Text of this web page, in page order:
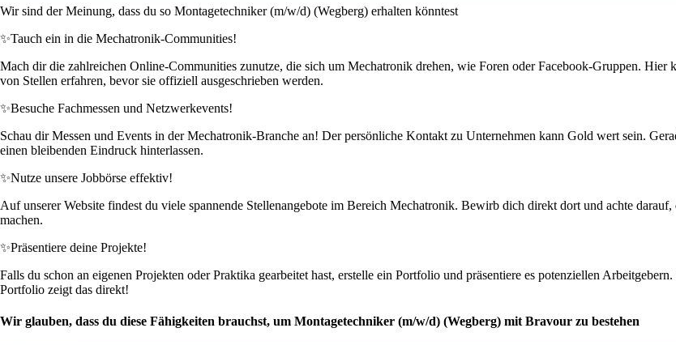
Wir sind der Meinung, dass du so Montagetechniker (m/w/d) (Wegberg) erhalten könntest
✨Tauch ein in die Mechatronik-Communities!
Mach dir die zahlreichen Online-Communities zunutze, die sich um Mechatronik drehen, wie Foren oder Facebook-Gruppen.
von Stellen erfahren, bevor sie offiziell ausgeschrieben werden.
✨Besuche Fachmessen und Netzwerkevents!
Schau dir Messen und Events in der Mechatronik-Branche an! Der persönliche Kontakt zu Unternehmen kann Gold wert sein.
einen bleibenden Eindruck hinterlassen.
✨Nutze unsere Jobbörse effektiv!
Auf unserer Website findest du viele spannende Stellenangebote im Bereich Mechatronik. Bewirb dich direkt dort und achte
machen.
✨Präsentiere deine Projekte!
Falls du schon an eigenen Projekten oder Praktika gearbeitet hast, erstelle ein Portfolio und präsentiere es potenziellen
Portfolio zeigt das direkt!
Wir glauben, dass du diese Fähigkeiten brauchst, um Montagetechniker (m/w/d) (Wegberg) mit Bravour zu bestehen